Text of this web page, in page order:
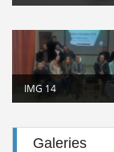
IMG 14
Galeries